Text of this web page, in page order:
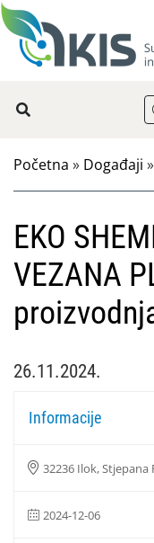
Početna » Događaji »
EKO
VEZANA
26.11.2024.
Informacije
32236 Ilok, Stjepana
2024-12-06